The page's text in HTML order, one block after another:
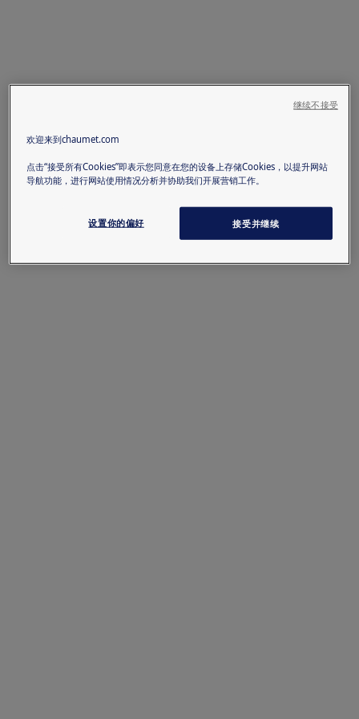
欢迎来到chaumet.com
点击“接受所有Cookies”即表示您同意在您的设备上存储Cookies，以提升网站
导航功能，进行网站使用情况分析并协助我们开展营销工作。
设置你的偏好 接受并继续
继续不接受